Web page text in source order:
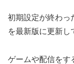
初期設定が終わっ
を最新版に更新し
ゲームや配信をす